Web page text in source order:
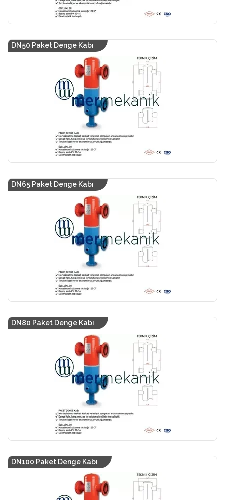
DN50 Paket Denge Kabı
DN65 Paket Denge Kabı
DN80 Paket Denge Kabı
DN100 Paket Denge Kabı